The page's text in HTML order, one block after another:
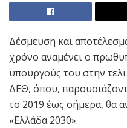
Δέσμευση και
χρόνο αναμένει ο
υπουργούς του στην
ΔΕΘ, όπου,
το 2019 έως σήμερα, θα
«Ελλάδα 2030».